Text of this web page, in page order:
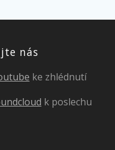
nás
ke zhlédnutí
k poslechu